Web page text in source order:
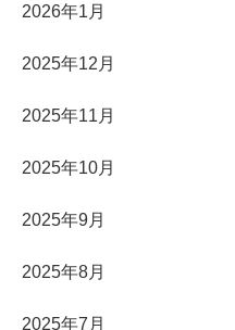
2026年1月
2025年12月
2025年11月
2025年10月
2025年9月
2025年8月
2025年7月